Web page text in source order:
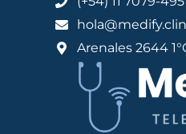
Arenales 2644